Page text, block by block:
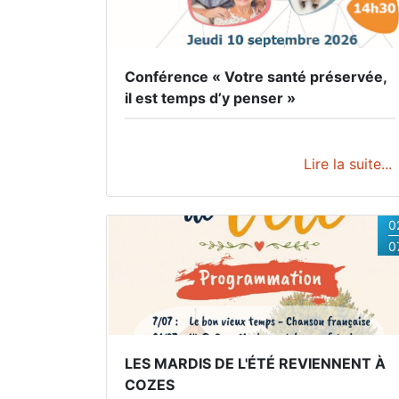
Conférence « Votre santé préservée,
il est temps d’y penser »
Lire la suite...
LES MARDIS DE L'ÉTÉ REVIENNENT À
COZES